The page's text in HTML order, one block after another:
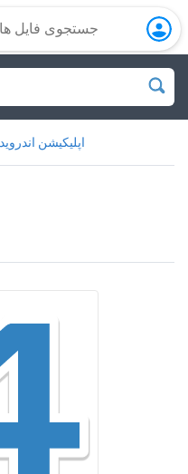
4shared اپلیکیشن اندروید